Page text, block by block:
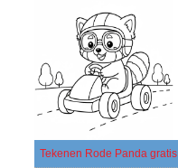
Tekenen Rode Panda gratis